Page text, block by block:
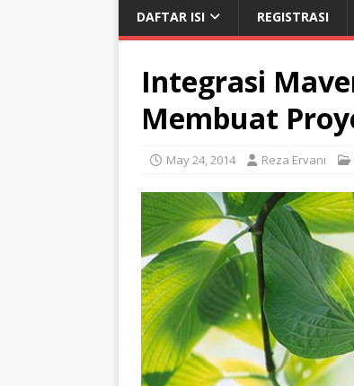
DAFTAR ISI REGISTRASI
Integrasi
Membuat
May 24, 2014 Reza Ervani